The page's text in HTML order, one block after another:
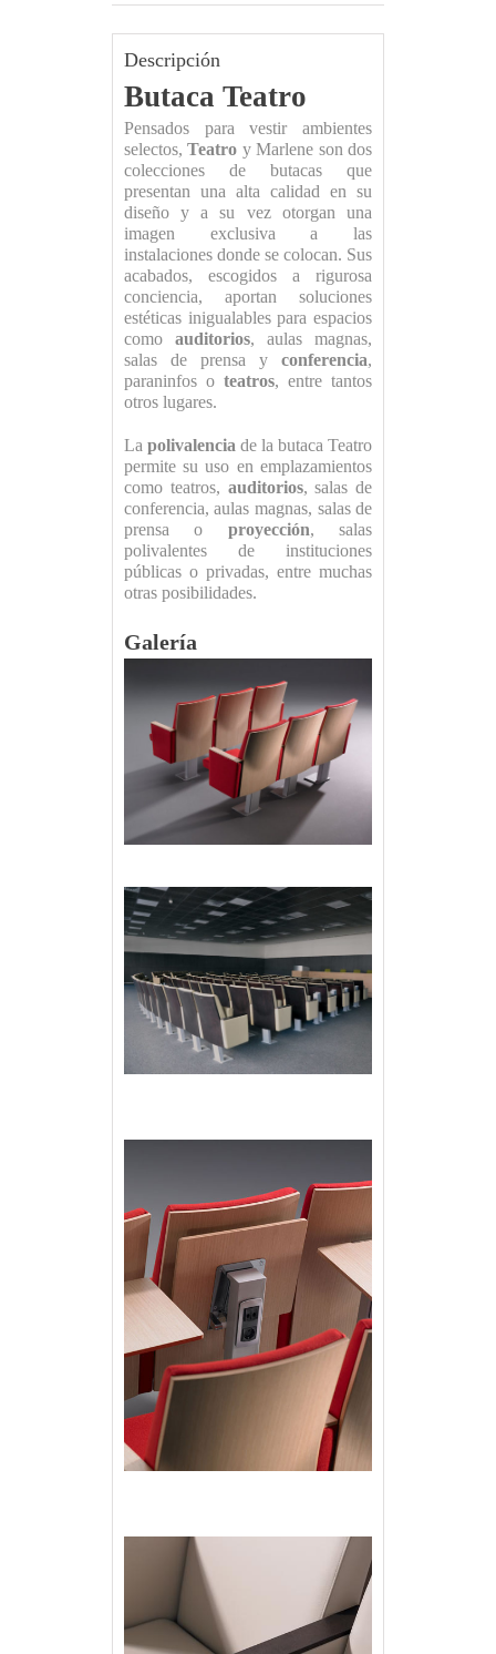
Descripción
Butaca Teatro
Pensados para vestir ambientes
selectos,Teatro y Marlene son dos
colecciones de butacas que
presentan una alta calidad en su
diseño y a su vez otorgan una
imagen exclusiva a las
instalaciones donde se colocan. Sus
acabados, escogidos a rigurosa
conciencia, aportan soluciones
estéticas inigualables para espacios
como auditorios, aulas magnas,
salas de prensa yconferencia,
paraninfos o teatros, entre tantos
otros lugares.
La polivalencia de la butaca Teatro
permite su uso en emplazamientos
como teatros, auditorios, salas de
conferencia, aulas magnas, salas de
prensa o proyección, salas
polivalentes de instituciones
públicas o privadas, entre muchas
otras posibilidades.
Galería